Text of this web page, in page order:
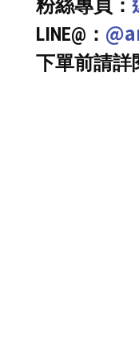
粉絲專頁：
LINE@：
下單前請詳